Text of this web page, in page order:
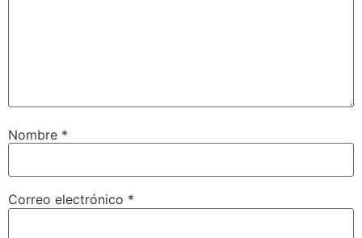
Nombre *
Correo electrónico *